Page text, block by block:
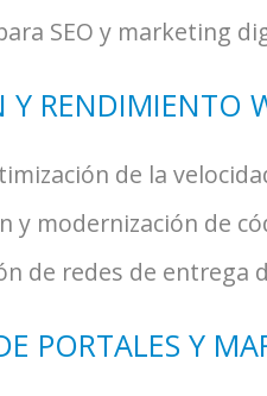
SEO y marketing
RENDIMIENTO
de la
y modernización de
de redes de entrega
PORTALES Y